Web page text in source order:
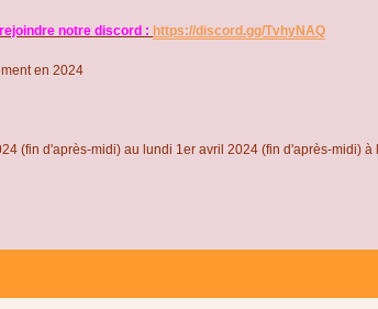
notre discord : https://discord.gg/TvhyNAQ
en 2024
(fin d'après-midi) au lundi 1er avril 2024 (fin d'après-midi)